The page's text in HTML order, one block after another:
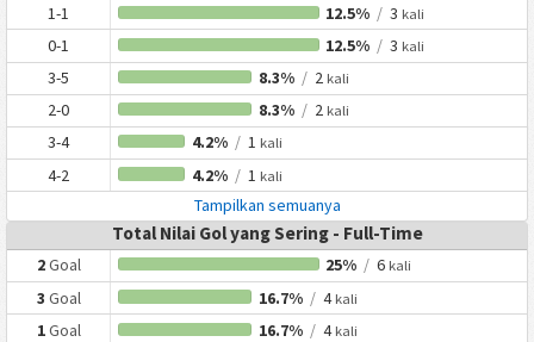
1-1 12.5% / 3 kali
0-1 12.5% / 3 kali
3-5 8.3% /2 kali
2-0 8.3% /2 kali
3-4 4.2% /1 kali
4-2 4.2% /1 kali
Tampilkan semuanya
Total Nilai Gol yang Sering - Full-Time
2Goal 25% / 6 kali
3 Goal 16.7% /4 kali
1Goal 16.7% /4 kali